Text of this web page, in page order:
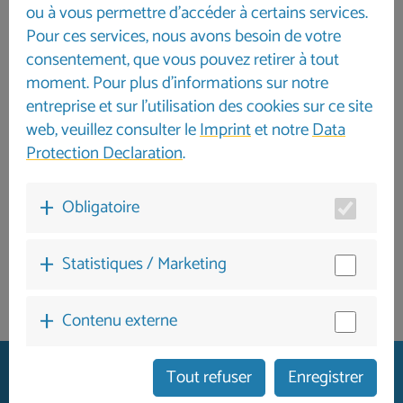
ou à vous permettre d'accéder à certains services.
Pour ces services, nous avons besoin de votre
consentement, que vous pouvez retirer à tout
moment. Pour plus d'informations sur notre
entreprise et sur l'utilisation des cookies sur ce site
web, veuillez consulter leImprintet notreData
Protection Declaration.
Obligatoire
Statistiques / Marketing
Contenu externe
Tout refuser Enregistrer